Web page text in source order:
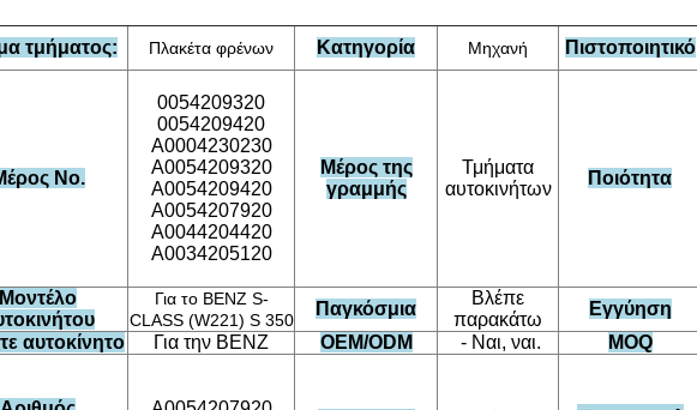
τμήματος: Πλακέτα φρένων Κατηγορία Μηχανή Πιστοποιητικό
Νο.
0054209320
0054209420
Α0004230230
Α0054209320
Α0054209420
Α0054207920
Α0044204420
Α0034205120
Μέρος της
γραμμής
Τμήματα
αυτοκινήτων
Ποιότητα
Μοντέλο
Για το BENZ S-
CLASS (W221) S 350
Παγκόσμια
Βλέπε
παρακάτω
Εγγύηση
αυτοκίνητο
Για την BENZ OEM/ODM - Ναι, ναι. MOQ